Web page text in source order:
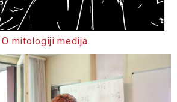
mitologiji medija